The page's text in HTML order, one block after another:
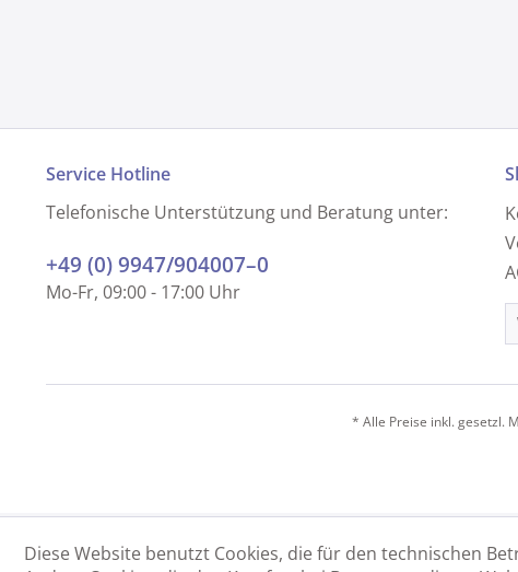
Service Hotline
Telefonische Unterstützung und Beratung unter:
+49 (0) 9947/904007–0
Mo-Fr, 09:00 - 17:00 Uhr
* Alle Preise inkl. gesetzl.
Diese Website benutzt Cookies, die für den technischen